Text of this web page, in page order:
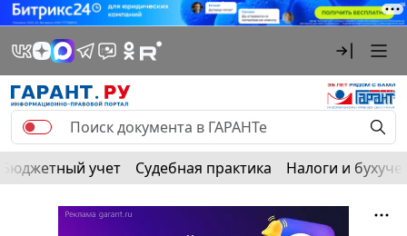
Бюджетный учет Судебная практика Налоги и